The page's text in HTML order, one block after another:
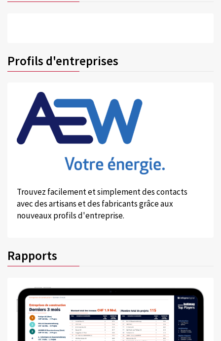
Profils d'entreprises
Trouvez facilement et simplement des contacts
avec des artisans et des fabricants grâce aux
nouveaux profils d'entreprise.
Rapports